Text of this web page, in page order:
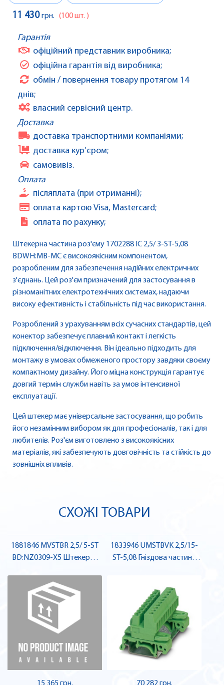
11 430грн. (100 шт. )
Гарантія
офіційний представник виробника;
офіційна гарантія від виробника;
обмін / повернення товару протягом 14
днів;
власний сервісний центр.
Доставка
доставка транспортними компаніями;
доставка кур’єром;
самовивіз.
Оплата
післяплата (при отриманні);
оплата картою Visa, Mastercard;
оплата по рахунку;
Штекерна частина роз'єму 1702288 IC 2,5/ 3-ST-5,08
BDWH:MB-MC є високоякісним компонентом,
розробленим для забезпечення надійних електричних
з'єднань. Цей роз'єм призначений для застосування в
різноманітних електротехнічних системах, надаючи
високу ефективність і стабільність під час використання.
Розроблений з урахуванням всіх сучасних стандартів, цей
конектор забезпечує плавний контакт і легкість
підключення/відключення. Він ідеально підходить для
монтажу в умовах обмеженого простору завдяки своєму
компактному дизайну. Його міцна конструкція гарантує
довгий термін служби навіть за умов інтенсивної
експлуатації.
Цей штекер має універсальне застосування, що робить
його незамінним вибором як для професіоналів, так і для
любителів. Роз'єм виготовлено з високоякісних
матеріалів, які забезпечують довговічність та стійкість до
зовнішніх впливів.
СХОЖІ ТОВАРИ
1881846 MVSTBR 2,5/ 5-ST
BD:NZ0309-X5 Штекерна
Contact
1833946 UMSTBVK 2,5/15-
ST-5,08 Гніздова частина